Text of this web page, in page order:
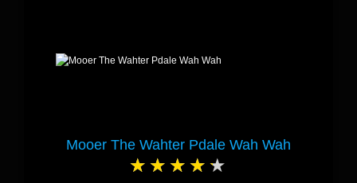
Mooer The Wahter Pdale Wah Wah